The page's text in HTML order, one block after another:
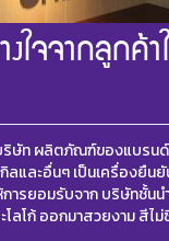
งใจจากลูกค้
บริษัท ผลิตภัณฑ์ของแบรน
กิลและอื่นๆ เป็นเครื่องยื
รยอมรับจาก บริษัทชั้นนำ
ลโก้ ออกมาสวยงาม สีไ